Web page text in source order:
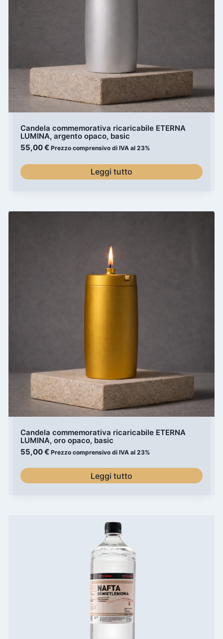
Candela commemorativa ricaricabile ETERNA
LUMINA, argento opaco, basic
55,00€ Prezzo comprensivo di IVA al 23%
Leggi tutto
Candela commemorativa ricaricabile ETERNA
LUMINA, oro opaco, basic
55,00€ Prezzo comprensivo di IVA al 23%
Leggi tutto